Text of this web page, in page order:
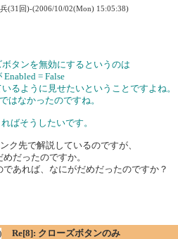
(31回)-(2006/10/02(Mon) 15:05:38)
ボタンを無効にするというのは
= False
るように見せたいということですよね。
はなかったのですね。
ばそうしたいです。
ク先で解説しているのですが、
だったのですか。
であれば、なにがだめだったのですか？
Re[8]: クローズボタンのみ